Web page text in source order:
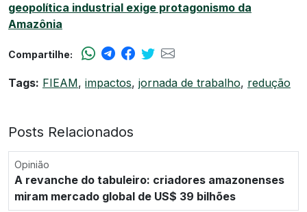
geopolítica industrial exige protagonismo da
Amazônia
Compartilhe:
Tags: FIEAM, impactos, jornada de trabalho, redução
Posts Relacionados
Opinião
A revanche do tabuleiro: criadores amazonenses
miram mercado global de US$ 39 bilhões